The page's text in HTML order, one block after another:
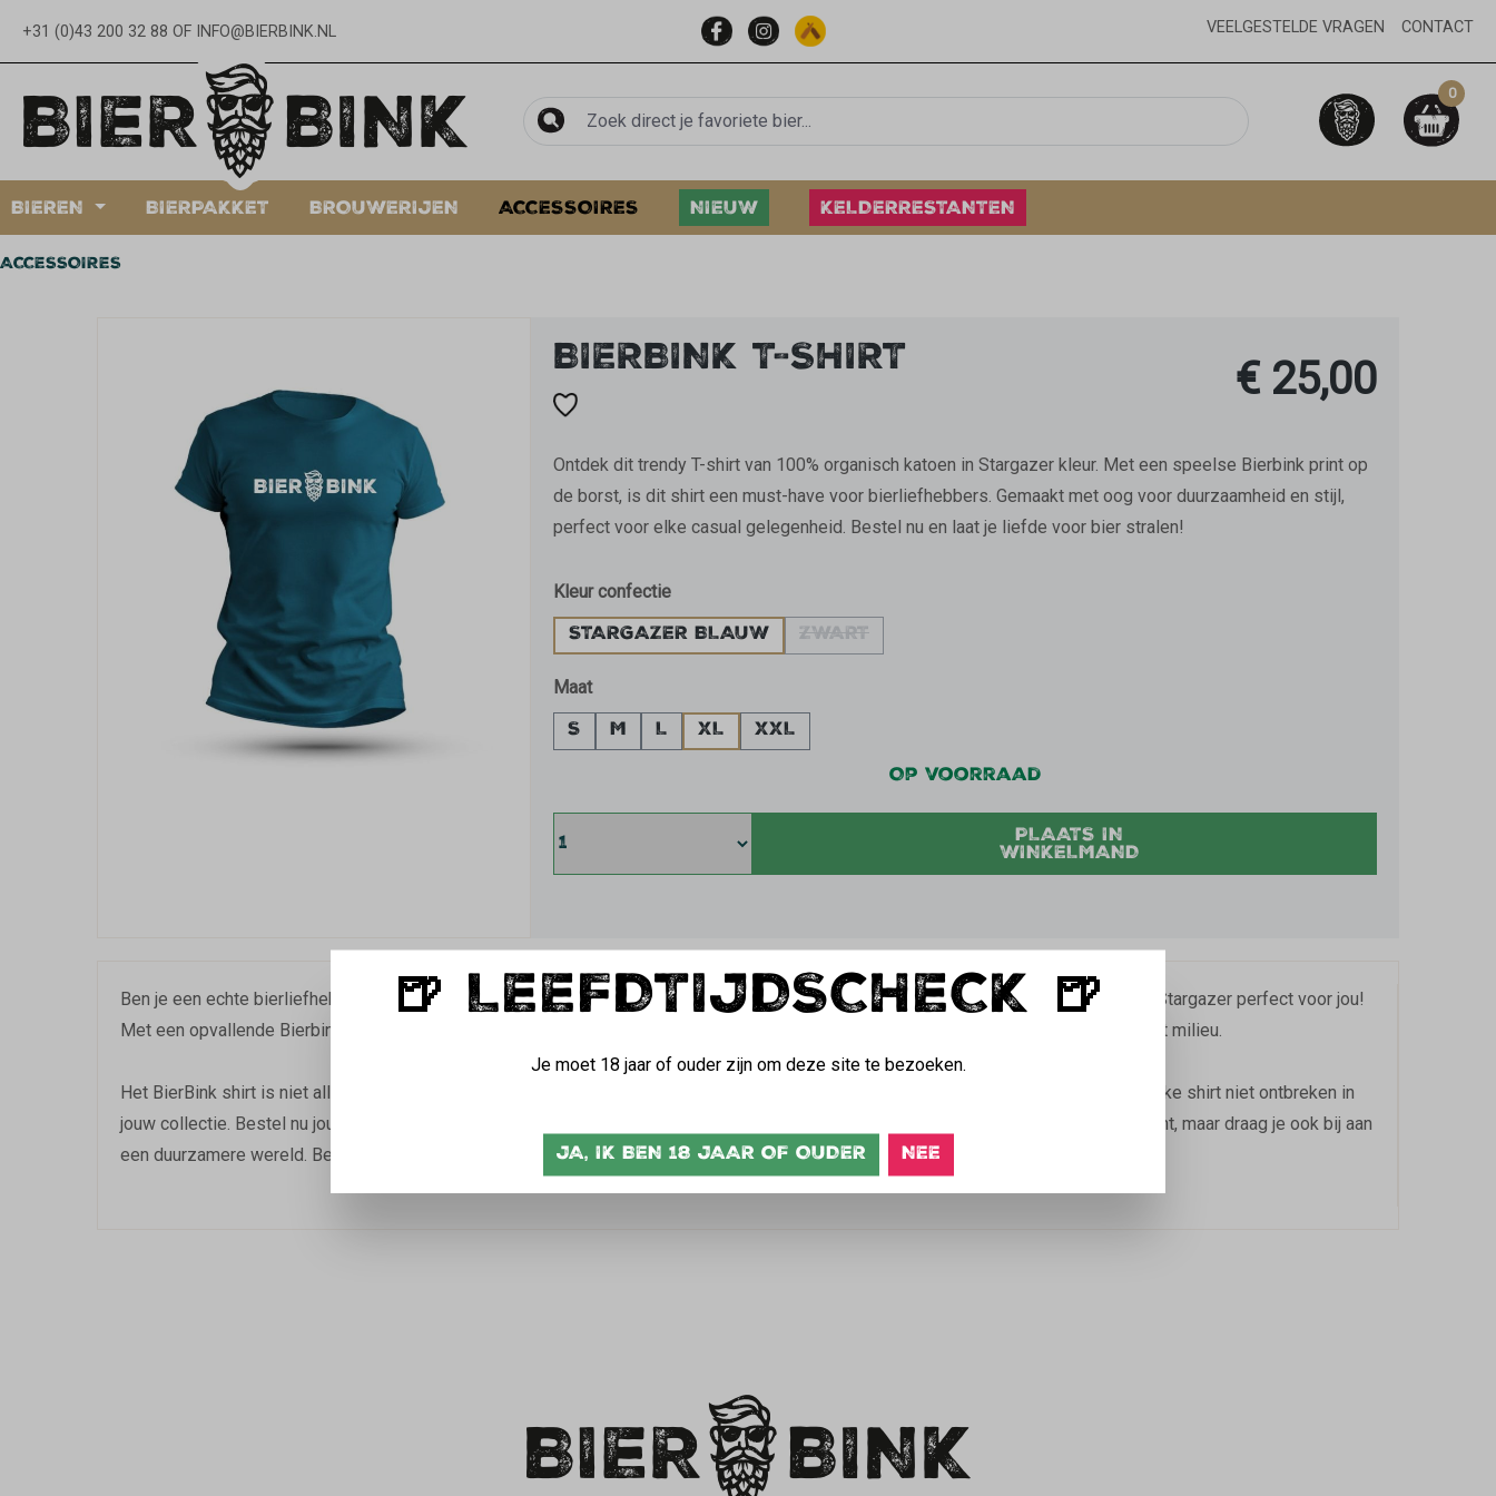
Ga naar de hoofdnavigatie
+31 (0)43 200 32 88 OF INFO@BIERBINK.NL VEELGESTELDE VRAGEN CONTACT
0
BIEREN BIERPAKKET BROUWERIJEN ACCESSOIRES NIEUW KELDERRESTANTEN
ACCESSOIRES
BIERBINK T-SHIRT € 25,00
Ontdek dit trendy T-shirt van 100% organisch katoen in Stargazer kleur. Met een speelse Bierbink print op
de borst, is dit shirt een must-have voor bierliefhebbers. Gemaakt met oog voor duurzaamheid en stijl,
perfect voor elke casual gelegenheid. Bestel nu en laat je liefde voor bier stralen!
Selecteer
Kleur confectie
STARGAZER BLAUW ZWART(DEZE OPTIE IS MOMENTEEL NIET BESCHIKBAAR.)
Selecteer
Maat
S M L XL
XXL
Op voorraad
PLAATS IN
WINKELMAND
Ben je een echte bierliefhebber die ook graag duurzame keuzes maakt? Dan is dit 'BierBink' shirt van 100% organic katoen in de kleur Stargazer perfect voor jou!
Met een opvallende Bierbink opdruk op de borst, laat je zien dat je niet alleen van een goed glas bier houdt, maar ook oog hebt voor het milieu.
Het BierBink shirt is niet alleen stijlvol, maar ook van hoge kwaliteit en comfortabel om te dragen. Als echte bierliefhebber mag dit unieke shirt niet ontbreken in
jouw collectie. Bestel nu jouw 'BierBink' shirt en draag met trots jouw passie voor bier uit! Met dit shirt maak je niet alleen een statement, maar draag je ook bij aan
een duurzamere wereld. Bestel vandaag nog en laat zien dat jij een echte BierBink bent!
🍺 LEEFDTIJDSCHECK 🍺
Je moet 18 jaar of ouder zijn om deze site te bezoeken.
JA, IK BEN 18 JAAR OF OUDER NEE